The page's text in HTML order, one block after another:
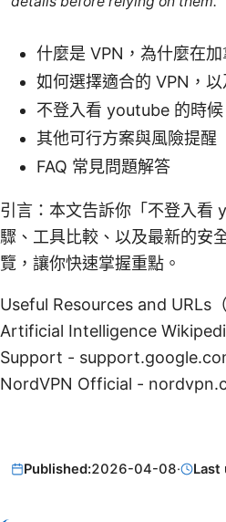
什麼是 VPN，為什麼在
如何選擇適合的 VPN，
不登入看 youtube 的時
其他可行方案與風險提醒
FAQ 常見問題解答
引言：本文告訴你「不登入看
驟、工具比較、以及最新的安
覽，讓你快速掌握重點。
Useful Resources and URLs
Artificial Intelligence
Support -
NordVPN Official -
Published:2026-04-08· Last